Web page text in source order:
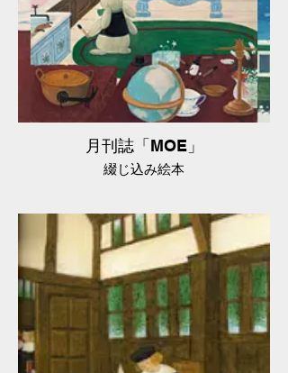
月刊誌「MOE」
綴じ込み絵本